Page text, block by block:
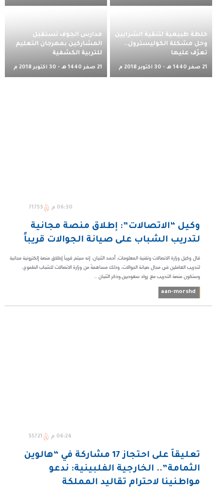
خلطة طبيعية لتنقية الشرايين
وحل مشكلة الكوليسترول..
تعرّف عليها
21 صفر 1440 هـ - 30 أكتوبر 2018 م
مدارس الجوف تستقبل
المشاركين بمهرجان التعليم
للتربية الكشفية
21 صفر 1440 هـ - 30 أكتوبر 2018 م
06:30 م 71753
وكيل “الاتصالات”: إطلاق منصة مجانية
لتدريب الشباب على صيانة الجوالات قريباً
قال وكيل وزارة الاتصالات وتقنية المعلومات، أحمد الثنيان، إنه سيتم قريباً إطلاق منصة إلكترونية مجانية
لتدريب العاملين في مجال صيانة الجوالات، وذلك مساهمةً من وزارة الاتصالات للشباب الطموح،
وستكون منصة التدريب مع رواد سعوديين.وذكر الثنيان ...
aan-morshd
06:24 م 55721
تعليقاً على احتجاز 17 مشاركة في “هالوين
الثمامة”.. الخارجية الفلبينية: ندعو
مواطنينا لاحترام تقاليد المملكة